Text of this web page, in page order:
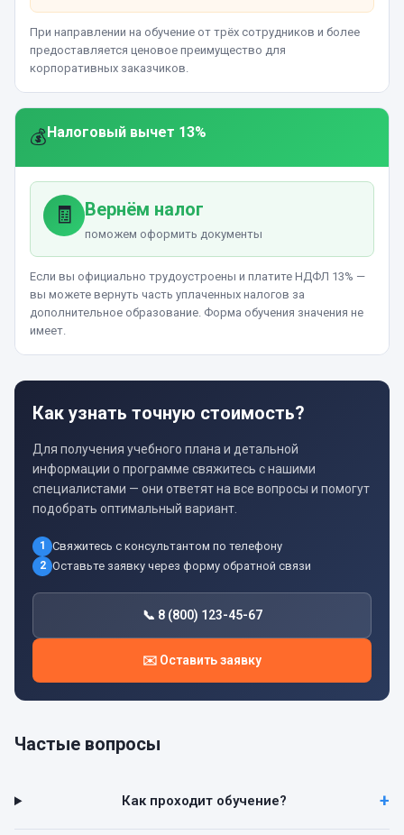
При направлении на обучение от трёх сотрудников и более
предоставляется ценовое преимущество для
корпоративных заказчиков.
💰Налоговый вычет 13%
🧾 Вернём налог
поможем оформить документы
Если вы официально трудоустроены и платите НДФЛ 13% —
вы можете вернуть часть уплаченных налогов за
дополнительное образование. Форма обучения значения не
имеет.
Как узнать точную стоимость?
Для получения учебного плана и детальной
информации о программе свяжитесь с нашими
специалистами — они ответят на все вопросы и помогут
подобрать оптимальный вариант.
1 Свяжитесь с консультантом по телефону
2 Оставьте заявку через форму обратной связи
📞 8 (800) 123-45-67
✉️ Оставить заявку
Частые вопросы
Как проходит обучение?